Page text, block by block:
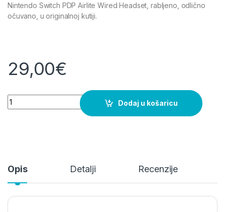
Nintendo Switch PDP Airlite Wired Headset, rabljeno, odlično
očuvano, u originalnoj kutiji.
29,00€
Nintendo Switch PDP Airlite Wired Headset quantity
Dodaj u košaricu
Opis Detalji Recenzije